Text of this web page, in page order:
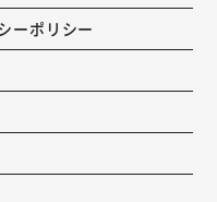
ーポリシー